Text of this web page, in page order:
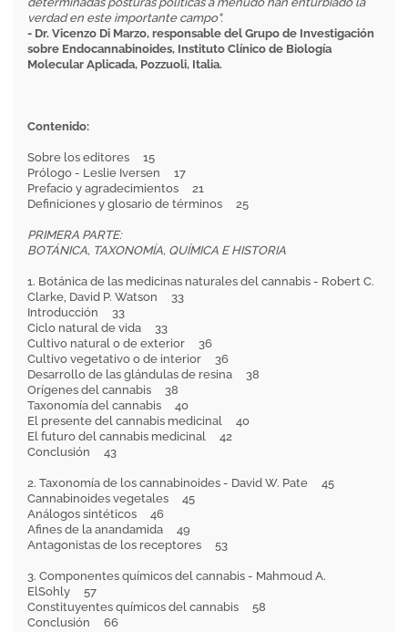
verdad en este importante campo".
- Dr. Vicenzo Di Marzo, responsable del Grupo de Investigación
sobre Endocannabinoides, Instituto Clínico de Biología
Molecular Aplicada, Pozzuoli, Italia.
Contenido:
Sobre los editores 15
Prólogo - Leslie Iversen 17
Prefacio y agradecimientos 21
Definiciones y glosario de términos 25
PRIMERA PARTE:
BOTÁNICA, TAXONOMÍA, QUÍMICA E HISTORIA
1. Botánica de las medicinas naturales del cannabis - Robert C.
Clarke, David P. Watson 33
Introducción 33
Ciclo natural de vida 33
Cultivo natural o de exterior 36
Cultivo vegetativo o de interior 36
Desarrollo de las glándulas de resina 38
Orígenes del cannabis 38
Taxonomía del cannabis 40
El presente del cannabis medicinal 40
El futuro del cannabis medicinal 42
Conclusión 43
2. Taxonomía de los cannabinoides - David W. Pate 45
Cannabinoides vegetales 45
Análogos sintéticos 46
Afines de la anandamida 49
Antagonistas de los receptores 53
3. Componentes químicos del cannabis - Mahmoud A.
ElSohly 57
Constituyentes químicos del cannabis 58
Conclusión 66